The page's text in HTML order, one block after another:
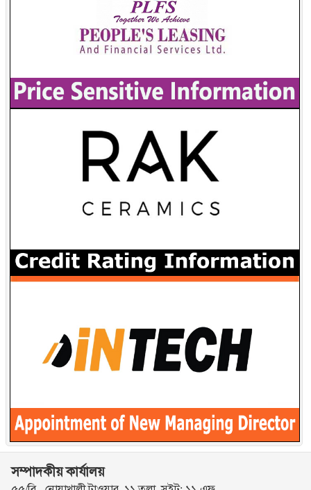
সম্পাদকীয় কার্যালয়